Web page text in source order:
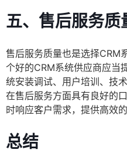
五、售后服务质
售后服务质量也是选择CRM
个好的CRM系统供应商应当
统安装调试、用户培训、技
在售后服务方面具有良好的
时响应客户需求，提供高效
总结